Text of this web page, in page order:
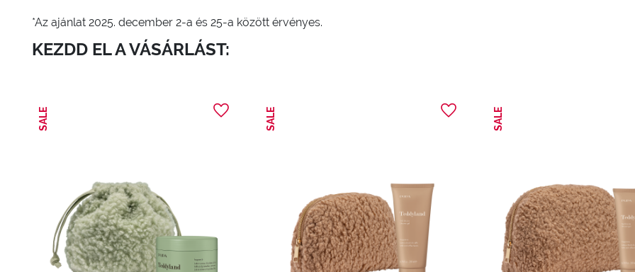
*Az ajánlat 2025. december 2-a és 25-a között érvényes.
KEZDD EL A VÁSÁRLÁST:
SALE SALE SALE